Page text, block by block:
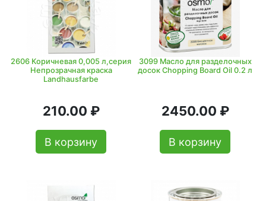
2606 Коричневая 0,005 л,серия
Непрозрачная краска
Landhausfarbe
210.00 ₽
В корзину
3099 Масло для разделочных
досок Chopping Board Oil 0.2 л
2450.00 ₽
В корзину